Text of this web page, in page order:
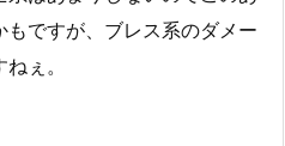
ですが、ブレス系のダメー
ぇ。